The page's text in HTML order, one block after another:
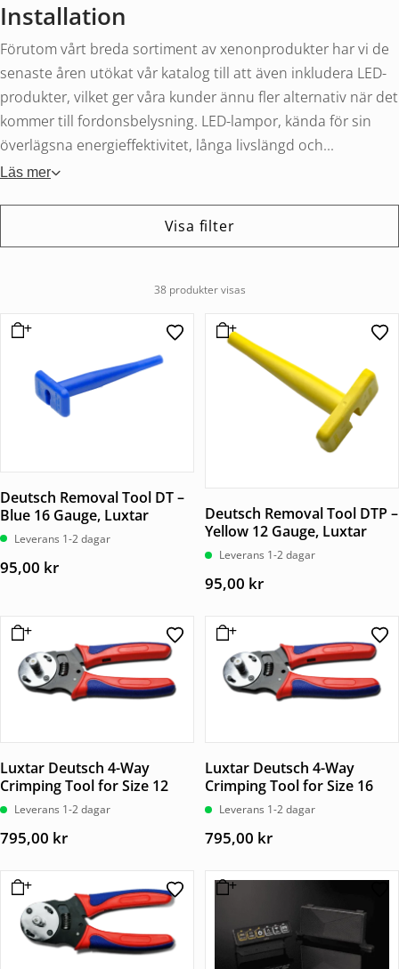
Installation
Förutom vårt breda sortiment av xenonprodukter har vi de
senaste åren utökat vår katalog till att även inkludera LED-
produkter, vilket ger våra kunder ännu fler alternativ när det
kommer till fordonsbelysning. LED-lampor, kända för sin
överlägsna energieffektivitet, långa livslängd och...
Läs mer
Visa filter
38 produkter visas
Deutsch Removal Tool DT –
Blue 16 Gauge, Luxtar
Leverans 1-2 dagar
95,00 kr
Deutsch Removal Tool DTP –
Yellow 12 Gauge, Luxtar
Leverans 1-2 dagar
95,00 kr
Luxtar Deutsch 4-Way
Crimping Tool for Size 12
Leverans 1-2 dagar
795,00 kr
Luxtar Deutsch 4-Way
Crimping Tool for Size 16
Leverans 1-2 dagar
795,00 kr